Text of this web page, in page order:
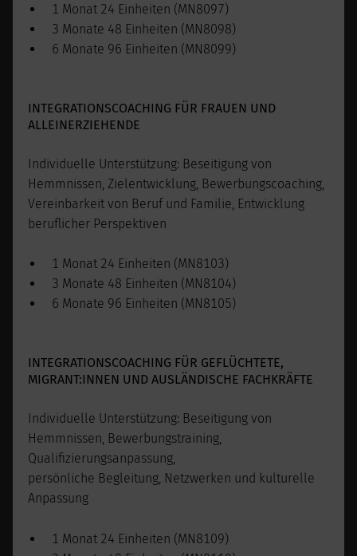
1 Monat 24 Einheiten (MN8097)
3 Monate 48 Einheiten (MN8098)
6 Monate 96 Einheiten (MN8099)
INTEGRATIONSCOACHING FÜR FRAUEN UND
ALLEINERZIEHENDE
Individuelle Unterstützung: Beseitigung von
Hemmnissen, Zielentwicklung, Bewerbungscoaching,
Vereinbarkeit von Beruf und Familie, Entwicklung
beruflicher Perspektiven
1 Monat 24 Einheiten (MN8103)
3 Monate 48 Einheiten (MN8104)
6 Monate 96 Einheiten (MN8105)
INTEGRATIONSCOACHING FÜR GEFLÜCHTETE,
MIGRANT:INNEN UND AUSLÄNDISCHE FACHKRÄFTE
Individuelle Unterstützung: Beseitigung von
Hemmnissen, Bewerbungstraining,
Qualifizierungsanpassung,
persönliche Begleitung, Netzwerken und kulturelle
Anpassung
1 Monat 24 Einheiten (MN8109)